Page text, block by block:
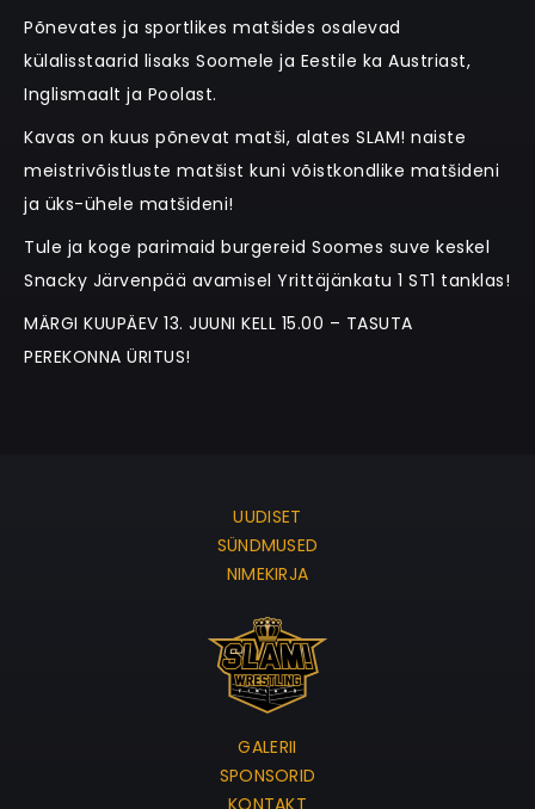
Põnevates ja sportlikes matšides osalevad
külalisstaarid lisaks Soomele ja Eestile ka Austriast,
Inglismaalt ja Poolast.
Kavas on kuus põnevat matši, alates SLAM! naiste
meistrivõistluste matšist kuni võistkondlike matšideni
ja üks-ühele matšideni!
Tule ja koge parimaid burgereid Soomes suve keskel
Snacky Järvenpää avamisel Yrittäjänkatu 1 ST1 tanklas!
MÄRGI KUUPÄEV 13. JUUNI KELL 15.00 – TASUTA
PEREKONNA ÜRITUS!
UUDISET
SÜNDMUSED
NIMEKIRJA
GALERII
SPONSORID